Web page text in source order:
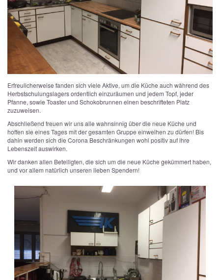
Erfreulicherweise fanden sich viele Aktive, um die Küche auch während des
Herbstschulungslagers ordentlich einzuräumen und jedem Topf, jeder
Pfanne, sowie Toaster und Schokobrunnen einen beschrifteten Platz
zuzuweisen.
Abschließend freuen wir uns alle wahnsinnig über die neue Küche und
hoffen sie eines Tages mit der gesamten Gruppe einweihen zu dürfen! Bis
dahin werden sich die Corona Beschränkungen wohl positiv auf ihre
Lebenszeit auswirken.
Wir danken allen Beteiligten, die sich um die neue Küche gekümmert haben,
und vor allem natürlich unseren lieben Spendern!